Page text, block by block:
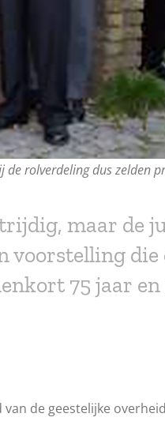
de rolverdeling dus zelden
maar de
voorstelling
75 jaar
de geestelijke